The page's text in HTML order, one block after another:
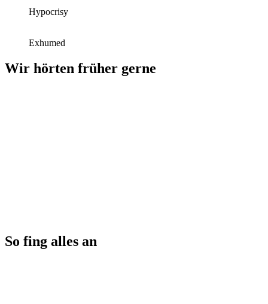
Hypocrisy
Exhumed
Wir hörten früher gerne
So fing alles an